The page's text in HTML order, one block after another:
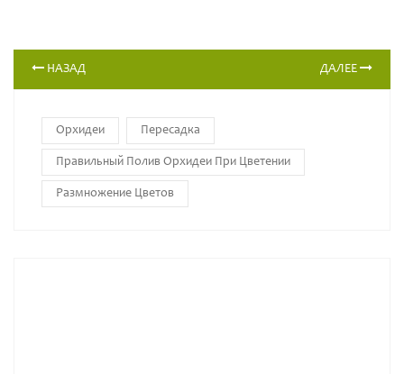
НАЗАД ДАЛЕЕ
Орхидеи Пересадка
Правильный Полив Орхидеи При Цветении
Размножение Цветов